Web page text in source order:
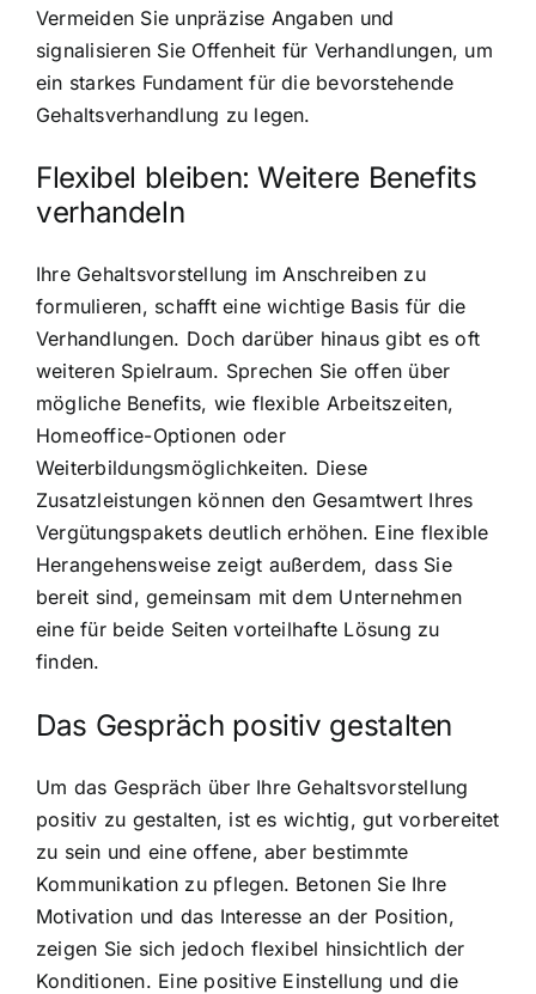
Vermeiden Sie unpräzise Angaben und
signalisieren Sie Offenheit für Verhandlungen, um
ein starkes Fundament für die bevorstehende
Gehaltsverhandlung zu legen.
Flexibel bleiben: Weitere Benefits
verhandeln
Ihre Gehaltsvorstellung im Anschreiben zu
formulieren, schafft eine wichtige Basis für die
Verhandlungen. Doch darüber hinaus gibt es oft
weiteren Spielraum. Sprechen Sie offen über
mögliche Benefits, wie flexible Arbeitszeiten,
Homeoffice-Optionen oder
Weiterbildungsmöglichkeiten. Diese
Zusatzleistungen können den Gesamtwert Ihres
Vergütungspakets deutlich erhöhen. Eine flexible
Herangehensweise zeigt außerdem, dass Sie
bereit sind, gemeinsam mit dem Unternehmen
eine für beide Seiten vorteilhafte Lösung zu
finden.
Das Gespräch positiv gestalten
Um das Gespräch über Ihre Gehaltsvorstellung
positiv zu gestalten, ist es wichtig, gut vorbereitet
zu sein und eine offene, aber bestimmte
Kommunikation zu pflegen. Betonen Sie Ihre
Motivation und das Interesse an der Position,
zeigen Sie sich jedoch flexibel hinsichtlich der
Konditionen. Eine positive Einstellung und die